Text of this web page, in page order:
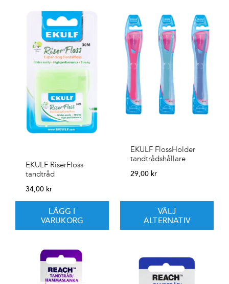
EKULF RiserFloss
tandtråd
34,00 kr
LÄGG I
VARUKORG
EKULF FlossHolder
tandtrådshållare
29,00 kr
VÄLJ
ALTERNATIV